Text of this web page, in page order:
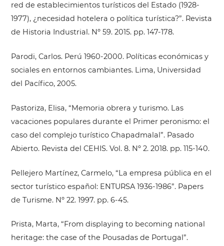
red de establecimientos turísticos del Estado (1928-
1977), ¿necesidad hotelera o política turística?”. Revista
de Historia Industrial. Nº 59. 2015. pp. 147-178.
Parodi, Carlos. Perú 1960-2000. Políticas económicas y
sociales en entornos cambiantes. Lima, Universidad
del Pacífico, 2005.
Pastoriza, Elisa, “Memoria obrera y turismo. Las
vacaciones populares durante el Primer peronismo: el
caso del complejo turístico Chapadmalal”. Pasado
Abierto. Revista del CEHIS. Vol. 8. Nº 2. 2018. pp. 115-140.
Pellejero Martínez, Carmelo, “La empresa pública en el
sector turístico español: ENTURSA 1936-1986”. Papers
de Turisme. Nº 22. 1997. pp. 6-45.
Prista, Marta, “From displaying to becoming national
heritage: the case of the Pousadas de Portugal”.